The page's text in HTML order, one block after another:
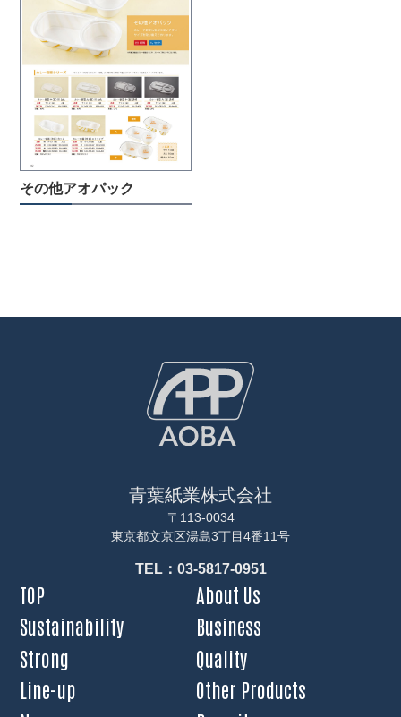
その他アオパック
青葉紙業株式会社
〒113-0034
東京都文京区湯島3丁目4番11号
TEL：03-5817-0951
TOP
About Us
Sustainability
Business
Strong
Quality
Line-up
Other Products